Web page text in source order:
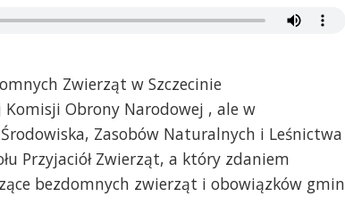
Zwierząt w Szczecinie
Komisji Obrony Narodowej , ale w
Zasobów Naturalnych i Leśnictwa
Przyjaciół Zwierząt, a który zdaniem
bezdomnych zwierząt i obowiązków gmin